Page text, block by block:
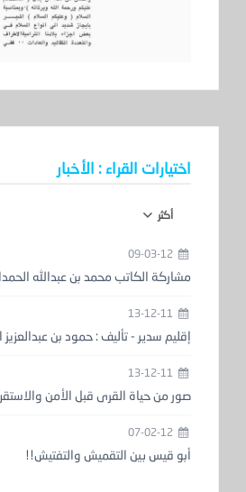
اختيارات القراء : الأخبار
أكثر
مشاركة الكاتب محمد بن عبدالله
إقليم سدير - تأليف : حمود بن عبدالعزيز
صور من حياة القرى قبل الأمن
أبو قيس بين التقميش والتفتيش!!